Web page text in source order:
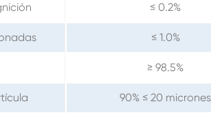
≤ 0.2%
≤ 1.0%
≥ 98.5%
90% ≤ 20 micrones